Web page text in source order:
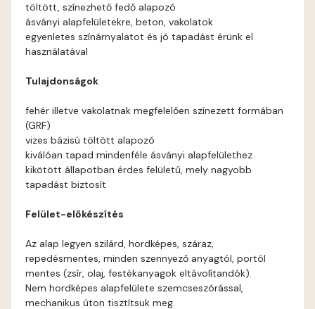
Arsenic E
Blood-orange E
Bone D
töltött, színezhető fedő alapozó
ásványi alapfelületekre, beton, vakolatok
egyenletes színárnyalatot és jó tapadást érünk el
használatával
Tulajdonságok
fehér illetve vakolatnak megfelelően színezett formában
(GRF)
vizes bázisú töltött alapozó
kiválóan tapad mindenféle ásványi alapfelülethez
kikötött állapotban érdes felületű, mely nagyobb
tapadást biztosít
Felület-előkészítés
Az alap legyen szilárd, hordképes, száraz,
repedésmentes, minden szennyező anyagtól, portól
mentes (zsír, olaj, festékanyagok eltávolítandók).
Nem hordképes alapfelülete szemcseszórással,
mechanikus úton tisztítsuk meg.